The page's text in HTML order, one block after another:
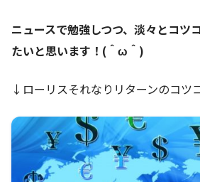
ニュースで勉強しつつ、淡々とコ
たいと思います！(＾ω＾)
↓ローリスそれなりリターンのコツ